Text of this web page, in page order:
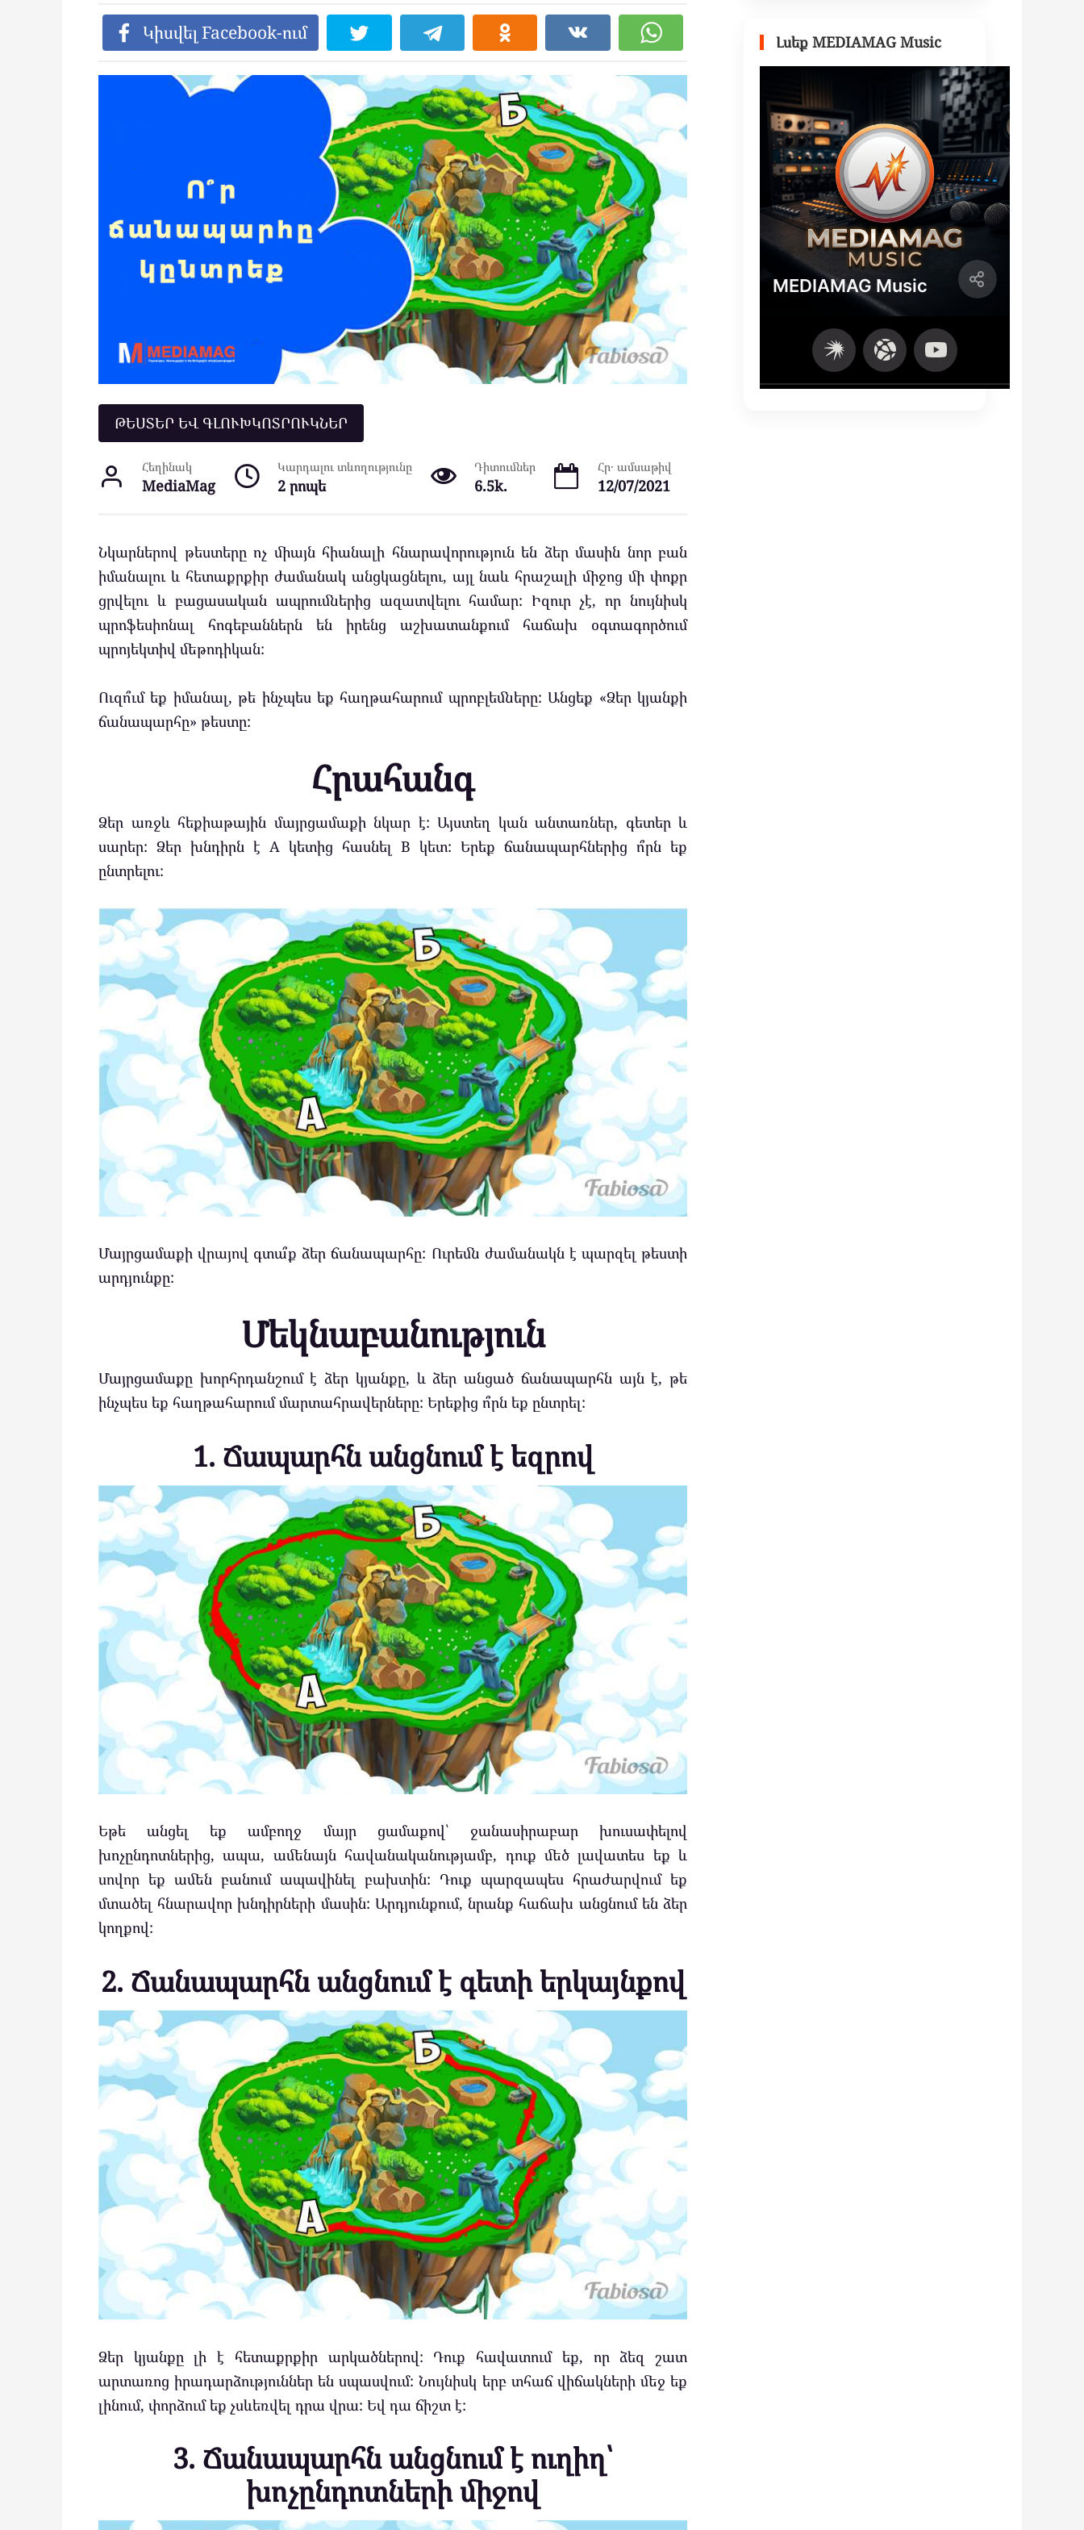
Կիսվել Facebook-ում
ԹԵՍՏԵՐ ԵՎ ԳԼՈՒԽԿՈՏՐՈՒԿՆԵՐ
Հեղինակ
MediaMag
Կարդալու տևողությունը
2 րոպե
Դիտումներ
6.5k.
Հր․ ամսաթիվ
12/07/2021
Նկարներով թեստերը ոչ միայն հիանալի հնարավորություն են ձեր մասին նոր բան
իմանալու և հետաքրքիր ժամանակ անցկացնելու, այլ նաև հրաշալի միջոց մի փոքր
ցրվելու և բացասական ապրումներից ազատվելու համար: Իզուր չէ, որ նույնիսկ
պրոֆեսիոնալ հոգեբաններն են իրենց աշխատանքում հաճախ օգտագործում
պրոյեկտիվ մեթոդիկան:
Ուզո՞ւմ եք իմանալ, թե ինչպես եք հաղթահարում պրոբլեմները: Անցեք «Ձեր կյանքի
ճանապարհը» թեստը:
Հրահանգ
Ձեր առջև հեքիաթային մայրցամաքի նկար է: Այստեղ կան անտառներ, գետեր և
սարեր: Ձեր խնդիրն է A կետից հասնել B կետ: Երեք ճանապարհներից ո՞րն եք
ընտրելու:
Մայրցամաքի վրայով գտա՞ք ձեր ճանապարհը: Ուրեմն ժամանակն է պարզել թեստի
արդյունքը:
Մեկնաբանություն
Մայրցամաքը խորհրդանշում է ձեր կյանքը, և ձեր անցած ճանապարհն այն է, թե
ինչպես եք հաղթահարում մարտահրավերները: Երեքից ո՞րն եք ընտրել:
1. Ճապարհն անցնում է եզրով
Եթե անցել եք ամբողջ մայր ցամաքով՝ ջանասիրաբար խուսափելով
խոչընդոտներից, ապա, ամենայն հավանականությամբ, դուք մեծ լավատես եք և
սովոր եք ամեն բանում ապավինել բախտին: Դուք պարզապես հրաժարվում եք
մտածել հնարավոր խնդիրների մասին: Արդյունքում, նրանք հաճախ անցնում են ձեր
կողքով:
2. Ճանապարհն անցնում է գետի երկայնքով
Ձեր կյանքը լի է հետաքրքիր արկածներով: Դուք հավատում եք, որ ձեզ շատ
արտառոց իրադարձություններ են սպասվում: Նույնիսկ երբ տհաճ վիճակների մեջ եք
լինում, փորձում եք չսևեռվել դրա վրա: Եվ դա ճիշտ է:
3. Ճանապարհն անցնում է ուղիղ՝
խոչընդոտների միջով
Լսեք MEDIAMAG Music